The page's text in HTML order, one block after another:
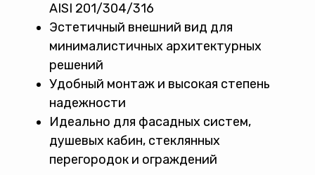
AISI 201/304/316
Эстетичный внешний вид для
минималистичных архитектурных
решений
Удобный монтаж и высокая степень
надежности
Идеально для фасадных систем,
душевых кабин, стеклянных
перегородок и ограждений